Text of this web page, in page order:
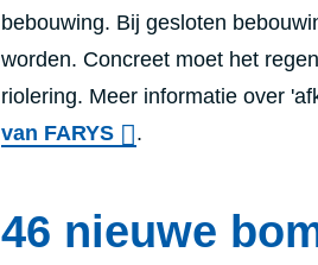
bebouwing. Bij gesloten
worden. Concreet moet het
riolering. Meer informatie over
van FARYS
.
46 nieuwe